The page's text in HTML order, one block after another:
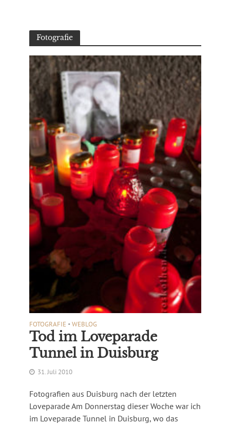
Fotografie
FOTOGRAFIE • WEBLOG
Tod im Loveparade
Tunnel in Duisburg
31. Juli 2010
Fotografien aus Duisburg nach der letzten
Loveparade Am Donnerstag dieser Woche war ich
im Loveparade Tunnel in Duisburg, wo das